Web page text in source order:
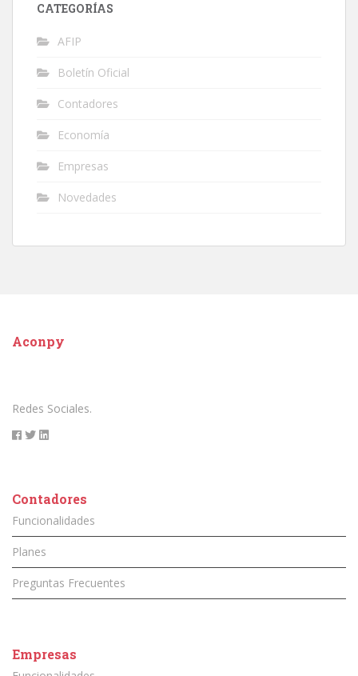
CATEGORÍAS
AFIP
Boletín Oficial
Contadores
Economía
Empresas
Novedades
Aconpy
Redes Sociales.
Contadores
Funcionalidades
Planes
Preguntas Frecuentes
Empresas